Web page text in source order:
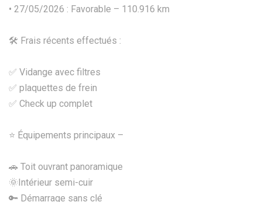
• 27/05/2026 : Favorable – 110.916 km
🛠️ Frais récents effectués :
✅ Vidange avec filtres
✅ plaquettes de frein
✅ Check up complet
⭐ Équipements principaux –
🚗 Toit ouvrant panoramique
🌞Intérieur semi-cuir
🔑 Démarrage sans clé